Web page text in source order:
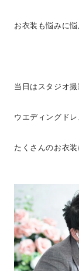
お衣装も悩みに悩
当日はスタジオ
ウエディングド
たくさんのお衣